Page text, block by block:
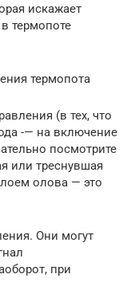
искажает
термопоте
термопота
(в тех, что
-— на включение
посмотрите
или треснувшая
олова — это
Они могут
при